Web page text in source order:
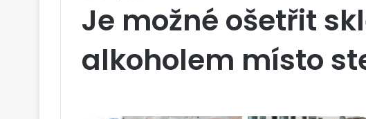
Je možné ošetřit
alkoholem místo